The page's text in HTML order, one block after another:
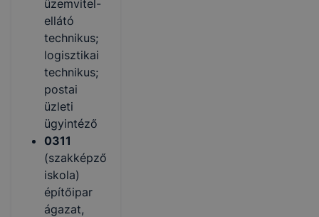
üzemvitel-
ellátó
technikus;
logisztikai
technikus;
postai
üzleti
ügyintéző
0311
(szakképző
iskola)
építőipar
ágazat,